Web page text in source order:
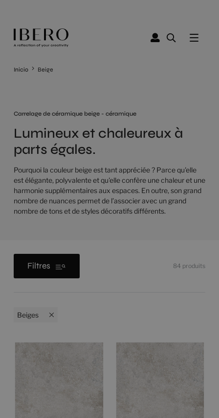
Inicio Beige
Carrelage de céramique beige - céramique
Lumineux et chaleureux à
parts égales.
Pourquoi la couleur beige est tant appréciée ? Parce qu'elle
est élégante, polyvalente et qu'elle confère une chaleur et une
harmonie supplémentaires aux espaces. En outre, son grand
nombre de nuances permet de l’associer avec un grand
nombre de tons et de styles décoratifs différents.
Filtres 84 produits
Beiges